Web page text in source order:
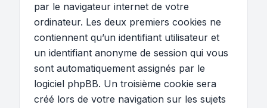
par le navigateur internet de votre
ordinateur. Les deux premiers cookies ne
contiennent qu’un identifiant utilisateur et
un identifiant anonyme de session qui vous
sont automatiquement assignés par le
logiciel phpBB. Un troisième cookie sera
créé lors de votre navigation sur les sujets